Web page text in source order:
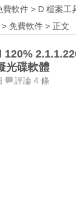
費軟件 > D 檔案工
>免費軟件 > 正文
光碟軟體
評論 4 條